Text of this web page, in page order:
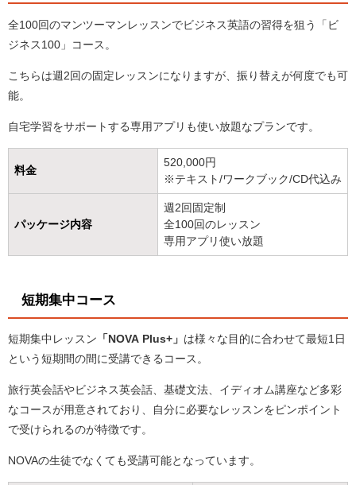
全100回のマンツーマンレッスンでビジネス英語の習得を狙う「ビ
ジネス100」コース。
こちらは週2回の固定レッスンになりますが、振り替えが何度でも可
能。
自宅学習をサポートする専用アプリも使い放題なプランです。
料金
520,000円
※テキスト/ワークブック/CD代込み
パッケージ内容
週2回固定制
全100回のレッスン
専用アプリ使い放題
短期集中コース
短期集中レッスン 「NOVA Plus+」 は様々な目的に合わせて最短1日
という短期間の間に受講できるコース。
旅行英会話やビジネス英会話、基礎文法、イディオム講座など多彩
なコースが用意されており、自分に必要なレッスンをピンポイント
で受けられるのが特徴です。
NOVAの生徒でなくても受講可能となっています。